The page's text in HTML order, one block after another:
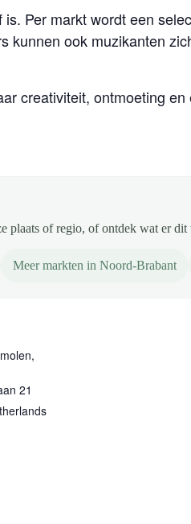
Per markt wordt een
ook muzikanten
creativiteit, ontmoeting
plaats of regio, of ontdek wat er dit
Meer markten in Noord-Brabant
21